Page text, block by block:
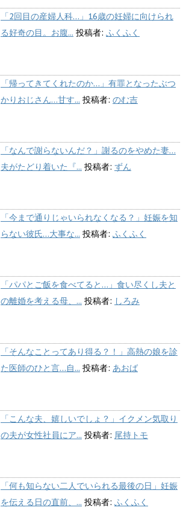
「2回目の産婦人科…」16歳の妊婦に向けられ
る好奇の目。お腹... 投稿者: ふくふく
「帰ってきてくれたのか…」有罪となったぶつ
かりおじさん…甘す... 投稿者: のむ吉
「なんで謝らないんだ？」謝るのをやめた妻…
夫がたどり着いた『... 投稿者: ずん
「今まで通りじゃいられなくなる？」妊娠を知
らない彼氏…大事な... 投稿者: ふくふく
「パパとご飯を食べてると…」食い尽くし夫と
の離婚を考える母、... 投稿者: しろみ
「そんなことってあり得る？！」高熱の娘を診
た医師のひと言…自... 投稿者: あおば
「こんな夫、嬉しいでしょ？」イクメン気取り
の夫が女性社員にア... 投稿者: 尾持トモ
「何も知らない二人でいられる最後の日」妊娠
を伝える日の直前、... 投稿者: ふくふく